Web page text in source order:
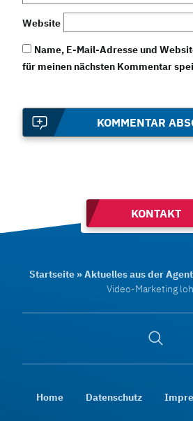
Website
Name, E-Mail-Adresse und
für meinen nächsten Kommentar
KOMMENTAR
KONTAKT
Startseite »Aktuelles aus der
Video-Marketing
Suche
Home Datenschutz